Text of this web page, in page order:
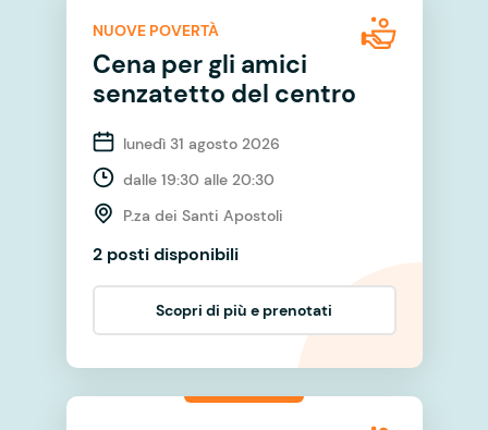
NUOVE POVERTÀ
Cena per gli amici
senzatetto del centro
lunedì 31 agosto 2026
dalle 19:30 alle 20:30
P.za dei Santi Apostoli
2 posti disponibili
Scopri di più e prenotati